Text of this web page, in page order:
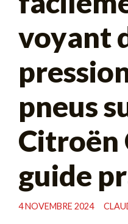
voyant
pneus
Citroën
guide
4 NOVEMBRE 2024